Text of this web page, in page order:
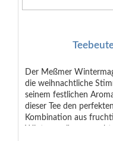
Der Meßmer
die weihnachtliche
seinem festlichen
dieser Tee den
Kombination aus